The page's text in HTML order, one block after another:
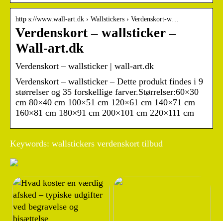
http s://www.wall-art.dk › Wallstickers › Verdenskort-w…
Verdenskort – wallsticker –
Wall-art.dk
Verdenskort – wallsticker | wall-art.dk
Verdenskort – wallsticker – Dette produkt findes i 9
størrelser og 35 forskellige farver.Størrelser:60×30
cm 80×40 cm 100×51 cm 120×61 cm 140×71 cm
160×81 cm 180×91 cm 200×101 cm 220×111 cm
Keywords: wallstickers verdenskort tilbud